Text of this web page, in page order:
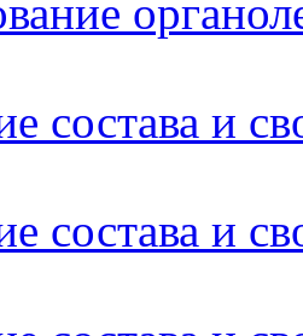
состава и
состава и